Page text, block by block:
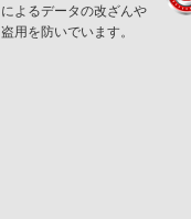
によるデータの改ざんや
盗用を防いでいます。